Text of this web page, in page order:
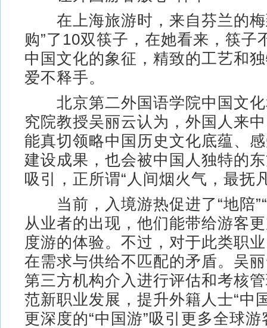
在上海旅游时，来自芬兰的梅
购”了10双筷子，在她看来，筷子
中国文化的象征，精致的工艺和
爱不释手。
北京第二外国语学院中国文化
究院教授吴丽云认为，外国人来
能真切领略中国历史文化底蕴、
建设成果，也会被中国人独特的
吸引，正所谓“人间烟火气，最抚
当前，入境游热促进了“地陪”“
从业者的出现，他们能带给游客
度游的体验。不过，对于此类职
在需求与供给不匹配的矛盾。吴
第三方机构介入进行评估和考核
范新职业发展，提升外籍人士“中
更深度的“中国游”吸引更多全球游